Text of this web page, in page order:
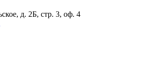
д. 2Б, стр. 3, оф. 4